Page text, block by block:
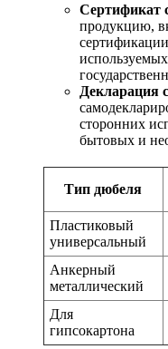
Сертификат
продукцию,
Декларация
сторонних
бытовых и
Тип дюбеля
Пластиковый
универсальный
Анкерный
металлический
Для
гипсокартона